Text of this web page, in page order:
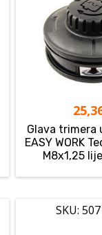
Glava trimera
EASY WORK
M8x1,25
SKU: